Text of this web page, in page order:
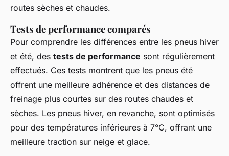
routes sèches et chaudes.
Tests de performance comparés
Pour comprendre les différences entre les pneus hiver
et été, des tests de performance sont régulièrement
effectués. Ces tests montrent que les pneus été
offrent une meilleure adhérence et des distances de
freinage plus courtes sur des routes chaudes et
sèches. Les pneus hiver, en revanche, sont optimisés
pour des températures inférieures à 7°C, offrant une
meilleure traction sur neige et glace.